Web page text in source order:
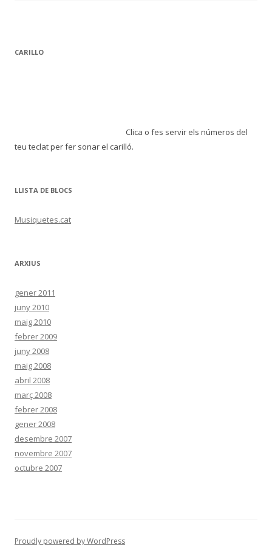
k
CARILLO
Clica o fes servir els números del
teu teclat per fer sonar el carilló.
LLISTA DE BLOCS
Musiquetes.cat
ARXIUS
gener 2011
juny 2010
maig 2010
febrer 2009
juny 2008
maig 2008
abril 2008
març 2008
febrer 2008
gener 2008
desembre 2007
novembre 2007
octubre 2007
Proudly powered by WordPress